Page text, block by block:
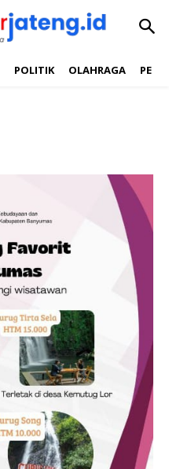
POLITIK OLAHRAGA